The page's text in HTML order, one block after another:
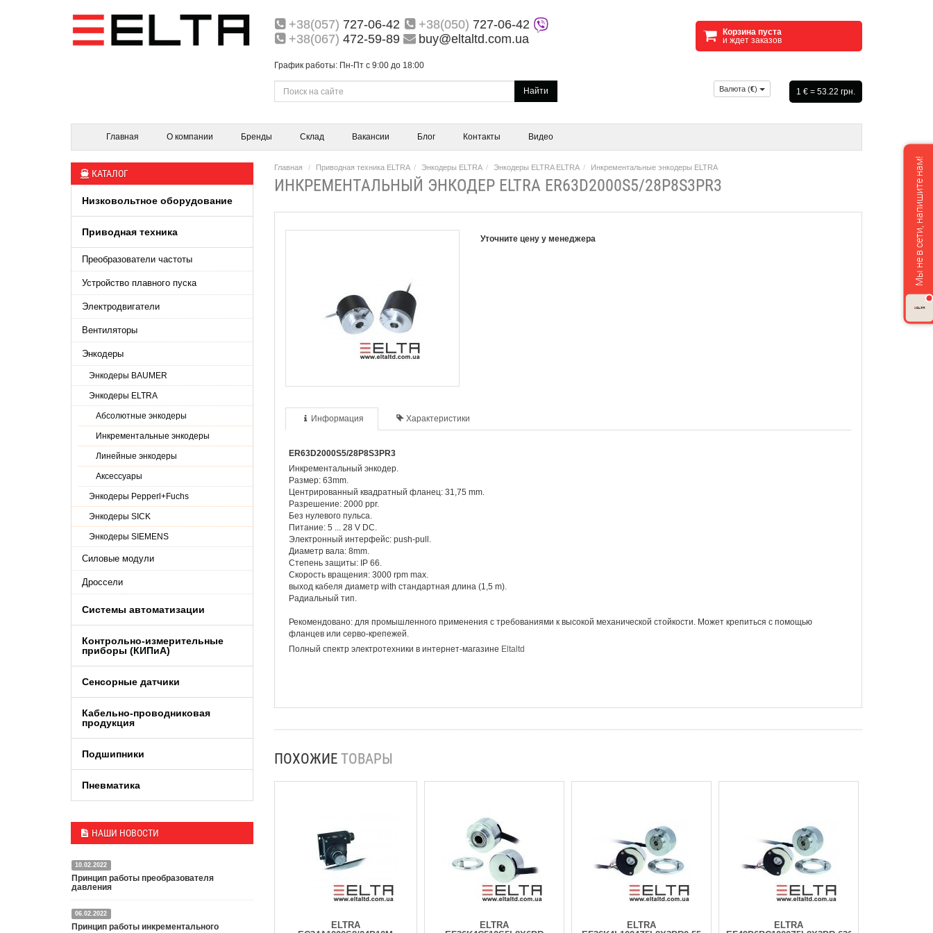
+38(057) 727-06-42 +38(050) 727-06-42
+38(067) 472-59-89 buy@eltaltd.com.ua
График работы: Пн-Пт с 9:00 до 18:00
Корзина пуста
и ждет заказов
Найти Валюта (€) 1 € = 53.22 грн.
Главная О компании Бренды Склад Вакансии Блог Контакты Видео
КАТАЛОГ
Низковольтное оборудование
Приводная техника
Преобразователи частоты
Устройство плавного пуска
Электродвигатели
Вентиляторы
Энкодеры
Энкодеры BAUMER
Энкодеры ELTRA
Абсолютные энкодеры
Инкрементальные энкодеры
Линейные энкодеры
Аксессуары
Энкодеры Pepperl+Fuchs
Энкодеры SICK
Энкодеры SIEMENS
Силовые модули
Дроссели
Системы автоматизации
Контрольно-измерительные
приборы (КИПиA)
Сенсорные датчики
Кабельно-проводниковая
продукция
Подшипники
Пневматика
НАШИ НОВОСТИ
10.02.2022
Принцип работы преобразователя
давления
Датчик или преобразователь давления — это
специальное устройство, преобразующее
06.02.2022
Принцип работы инкрементального
Главная Приводная техника ELTRA Энкодеры ELTRA Энкодеры ELTRA ELTRA Инкрементальные энкодеры ELTRA
ИНКРЕМЕНТАЛЬНЫЙ ЭНКОДЕР ELTRA ER63D2000S5/28P8S3PR3
Уточните цену у менеджера
Информация Характеристики
ER63D2000S5/28P8S3PR3
Инкрементальный энкодер.
Размер: 63mm.
Центрированный квадратный фланец: 31,75 mm.
Разрешение: 2000 ppr.
Без нулевого пульса.
Питание: 5 ... 28 V DC.
Электронный интерфейс: push-pull.
Диаметр вала: 8mm.
Степень защиты: IP 66.
Скорость вращения: 3000 rpm max.
выход кабеля диаметр with стандартная длина (1,5 m).
Радиальный тип.
Рекомендовано: для промышленного применения с требованиями к высокой механической стойкости. Может крепиться с помощью
фланцев или серво-крепежей.
Полный спектр электротехники в интернет-магазине Eltaltd
ПОХОЖИЕ ТОВАРЫ
ELTRA
ELTRA
ELTRA
ELTRA
Мы не в сети, напишите нам!